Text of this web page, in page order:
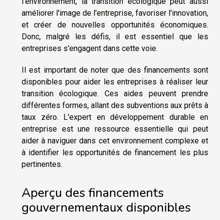
améliorer l'image de l'entreprise, favoriser l'innovation,
et créer de nouvelles opportunités économiques.
Donc, malgré les défis, il est essentiel que les
entreprises s'engagent dans cette voie.
Il est important de noter que des financements sont
disponibles pour aider les entreprises à réaliser leur
transition écologique. Ces aides peuvent prendre
différentes formes, allant des subventions aux prêts à
taux zéro. L'expert en développement durable en
entreprise est une ressource essentielle qui peut
aider à naviguer dans cet environnement complexe et
à identifier les opportunités de financement les plus
pertinentes.
Aperçu des financements
gouvernementaux disponibles